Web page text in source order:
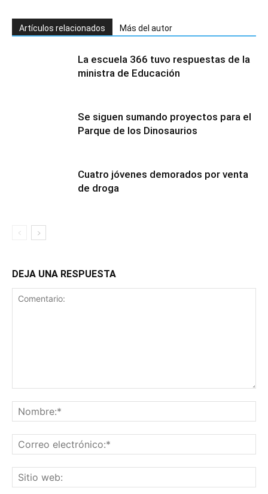
Artículos relacionados Más del autor
La escuela 366 tuvo respuestas de la
ministra de Educación
Se siguen sumando proyectos para el
Parque de los Dinosaurios
Cuatro jóvenes demorados por venta
de droga
DEJA UNA RESPUESTA